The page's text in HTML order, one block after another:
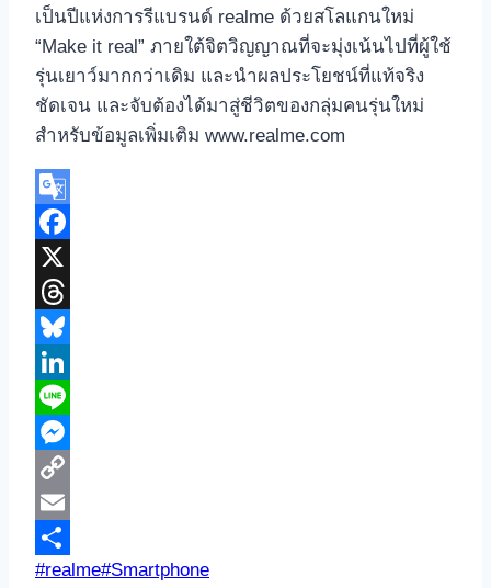
เป็นปีแห่งการรีแบรนด์ realme ด้วยสโลแกนใหม่
“Make it real” ภายใต้จิตวิญญาณที่จะมุ่งเน้นไปที่ผู้ใช้
รุ่นเยาว์มากกว่าเดิม และนำผลประโยชน์ที่แท้จริง
ชัดเจน และจับต้องได้มาสู่ชีวิตของกลุ่มคนรุ่นใหม่
สำหรับข้อมูลเพิ่มเติม www.realme.com
Google
Translate
Facebook
X
Threads
Bluesky
LinkedIn
Line
Messenger
Copy
Link
Email
Share
Post
#realme#Smartphone